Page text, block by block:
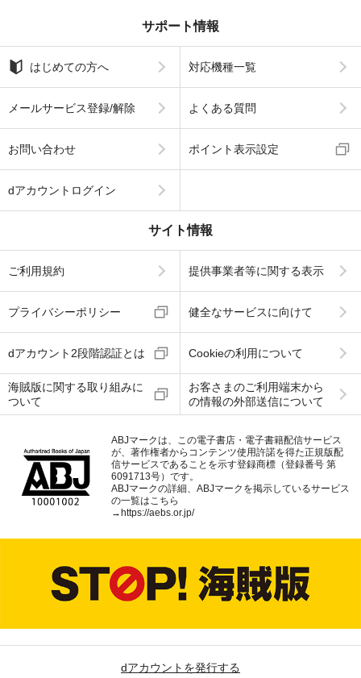
サポート情報
はじめての方へ 対応機種一覧
メールサービス登録/解除 よくある質問
お問い合わせ ポイント表示設定
dアカウントログイン
サイト情報
ご利用規約 提供事業者等に関する表示
プライバシーポリシー 健全なサービスに向けて
dアカウント2段階認証とは Cookieの利用について
海賊版に関する取り組みに
ついて
お客さまのご利用端末から
の情報の外部送信について
ABJマークは、この電子書店・電子書籍配信サービス
が、著作権者からコンテンツ使用許諾を得た正規版配
信サービスであることを示す登録商標（登録番号 第
6091713号）です。
ABJマークの詳細、ABJマークを掲示しているサービス
の一覧はこちら
→ https://aebs.or.jp/
dアカウントを発行する